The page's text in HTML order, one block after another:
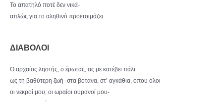
Το απατηλό ποτέ δεν νικά-
απλώς για το αληθινό προετοιμάζει.
ΔΙΑΒΟΛΟΙ
Ο αρχαίος ληστής, ο έρωτας, ας με κατέβει πάλι
ως τη βαθύτερη ζωή -στα βότανα, στ’ αγκάθια, όπου όλοι
οι νεκροί μου, οι ωραίοι ουρανοί μου-